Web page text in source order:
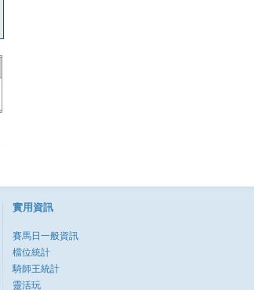
實用資訊
賽馬日一般資訊
檔位統計
騎師王統計
靈活玩